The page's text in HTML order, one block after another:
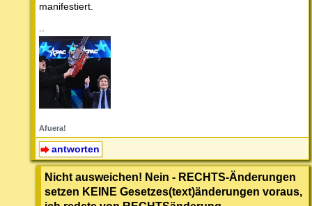
manifestiert.
--
Afuera!
antworten
Nicht ausweichen! Nein - RECHTS-Änderungen
setzen KEINE Gesetzes(text)änderungen voraus,